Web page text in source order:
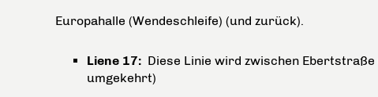
Europahalle (Wendeschleife) (und zurück).
Liene 17: Diese Linie wird zwischen
umgekehrt)